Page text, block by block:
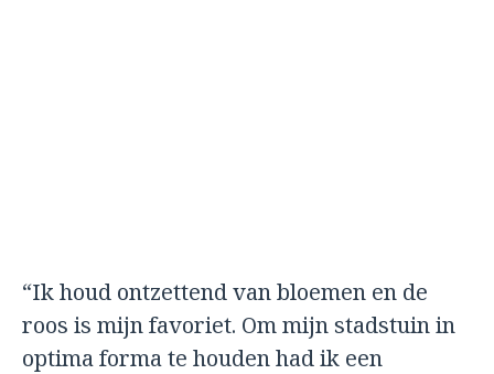
“Ik houd ontzettend van bloemen en de
roos is mijn favoriet. Om mijn stadstuin in
optima forma te houden had ik een